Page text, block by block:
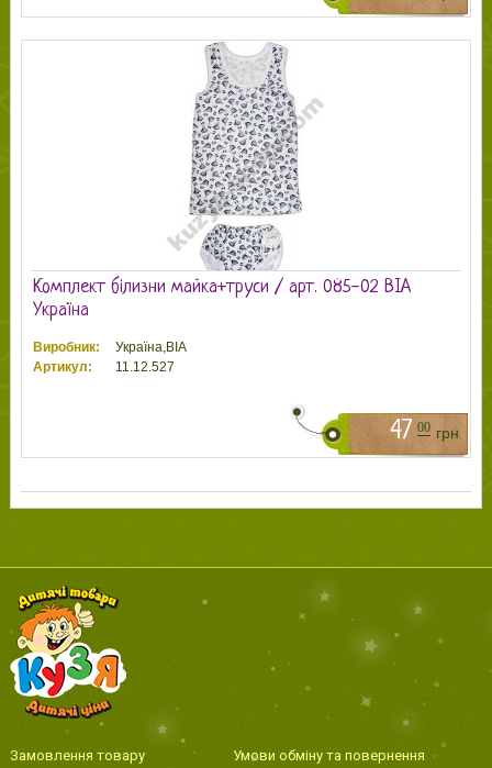
Комплект білизни майка+труси / арт. 085-02 ВІА
Україна
Виробник:
Україна,ВІА
Артикул:
11.12.527
47 00 грн
Замовлення товару
Умови обміну та повернення